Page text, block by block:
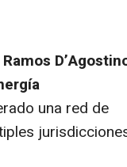
una red de